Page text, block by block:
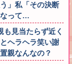
」私「その決断
って…
見当たらず近く
ヘラヘラ笑い謝
親なんなの？